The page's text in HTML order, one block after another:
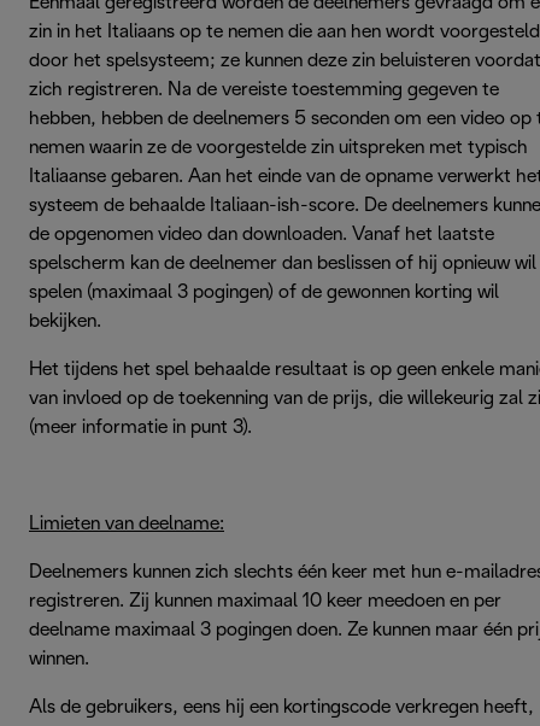
zin in het Italiaans op te nemen die aan hen wordt voorgesteld
door het spelsysteem; ze kunnen deze zin beluisteren
zich registreren. Na de vereiste toestemming gegeven te
hebben, hebben de deelnemers 5 seconden om een video op
nemen waarin ze de voorgestelde zin uitspreken met typisch
Italiaanse gebaren. Aan het einde van de opname verwerkt
systeem de behaalde Italiaan-ish-score. De deelnemers
de opgenomen video dan downloaden. Vanaf het laatste
spelscherm kan de deelnemer dan beslissen of hij opnieuw wil
spelen (maximaal 3 pogingen) of de gewonnen korting wil
bekijken.
Het tijdens het spel behaalde resultaat is op geen enkele
van invloed op de toekenning van de prijs, die willekeurig zal
(meer informatie in punt 3).
Limieten van deelname:
Deelnemers kunnen zich slechts één keer met hun e-
registreren. Zij kunnen maximaal 10 keer meedoen en per
deelname maximaal 3 pogingen doen. Ze kunnen maar één
winnen.
Als de gebruikers, eens hij een kortingscode verkregen heeft,